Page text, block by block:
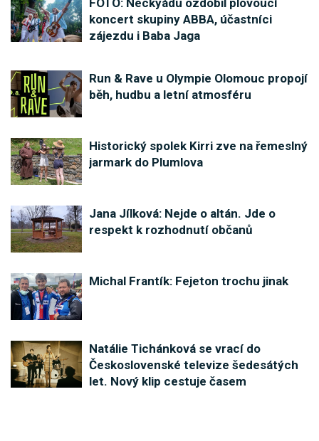
koncert skupiny ABBA, účastníci
zájezdu i Baba Jaga
Run & Rave u Olympie Olomouc propojí
běh, hudbu a letní atmosféru
Historický spolek Kirri zve na řemeslný
jarmark do Plumlova
Jana Jílková: Nejde o altán. Jde o
respekt k rozhodnutí občanů
Michal Frantík: Fejeton trochu jinak
Natálie Tichánková se vrací do
Československé televize šedesátých
let. Nový klip cestuje časem